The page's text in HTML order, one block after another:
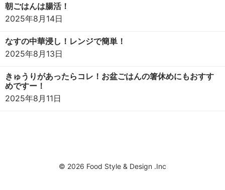
朝ごはんは腸活！
2025年8月14日
なすの中華浸し！レンジで簡単！
2025年8月13日
きゅうりがあったらコレ！お盆ごはんの箸休めにもおすす
めですー！
2025年8月11日
© 2026 Food Style & Design .Inc